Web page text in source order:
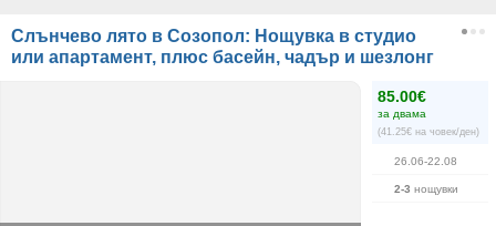
Слънчево лято в Созопол: Нощувка в студио
или апартамент, плюс басейн, чадър и шезлонг
85.00€
за двама
(41.25€ на човек/ден)
26.06-22.08
2-3 нощувки